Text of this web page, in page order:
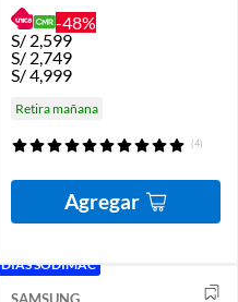
-48%
S/ 2,599
S/ 2,749
S/4,999
Retira mañana
(4)
Agregar
DÍAS SODIMAC
SAMSUNG